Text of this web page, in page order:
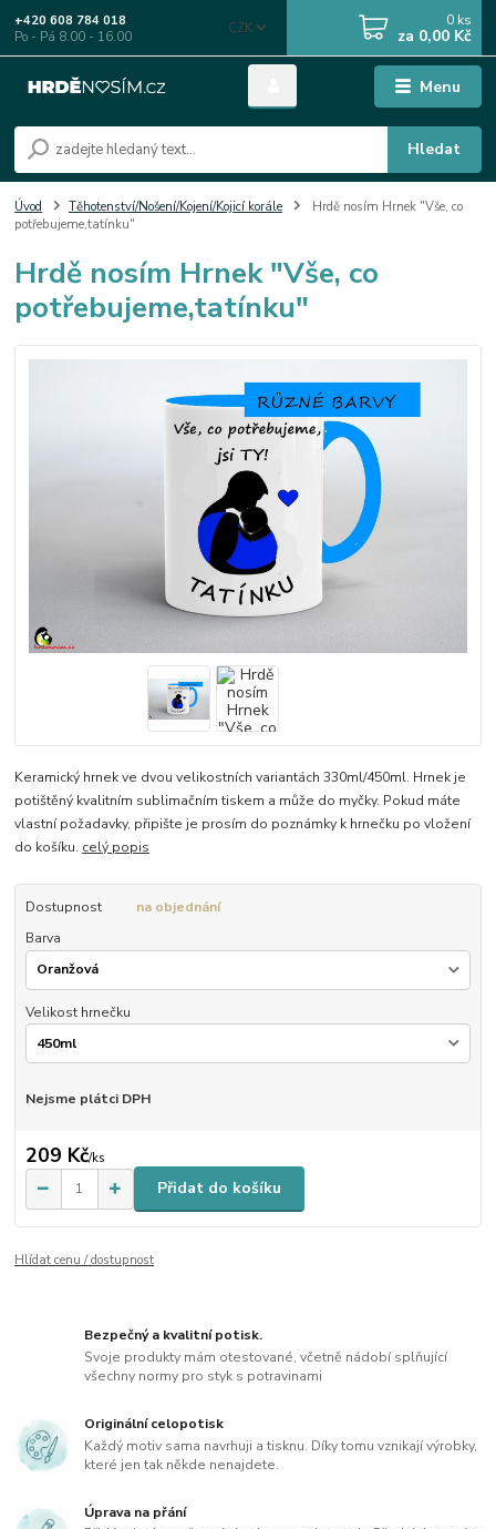
Menu
CZK
Hledat
+420 608 784 018
Po - Pá 8.00 - 16.00
0 ks
za 0,00 Kč
Úvod Těhotenství/Nošení/Kojení/Kojicí korále
Hrdě nosím Hrnek "Vše, co
potřebujeme,tatínku"
Hrdě nosím Hrnek "Vše, co
potřebujeme,tatínku"
Keramický hrnek ve dvou velikostních variantách 330ml/450ml. Hrnek je
potištěný kvalitním sublimačním tiskem a může do myčky. Pokud máte
vlastní požadavky, připište je prosím do poznámky k hrnečku po vložení
do košíku. celý popis
Dostupnost
na objednání
Barva
Velikost hrnečku
Nejsme plátci DPH
209 Kč/ks
Přidat do košíku
Hlídat cenu / dostupnost
Bezpečný a kvalitní potisk.
Svoje produkty mám otestované, včetně nádobí splňující
všechny normy pro styk s potravinami
Originální celopotisk
Každý motiv sama navrhuji a tisknu. Díky tomu vznikají výrobky,
které jen tak někde nenajdete.
Úprava na přání